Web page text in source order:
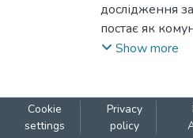
дослідження
постає як
дискурсивної
експліцитному
Show more
Cookie
settings
Privacy
policy